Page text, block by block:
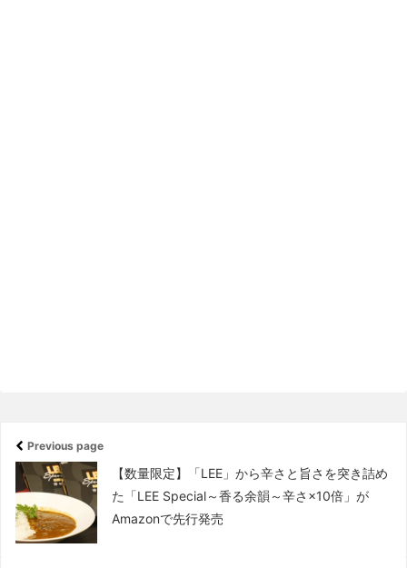
Previous page
【数量限定】「LEE」から辛さと旨さを突き詰め
た「LEE Special～香る余韻～辛さ×10倍」が
Amazonで先行発売